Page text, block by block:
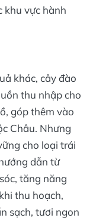
khu vực hành
khác, cây đào
thu nhập cho
góp thêm vào
Châu. Nhưng
cho loại trái
dẫn từ
tăng năng
thu hoạch,
sạch, tươi ngon